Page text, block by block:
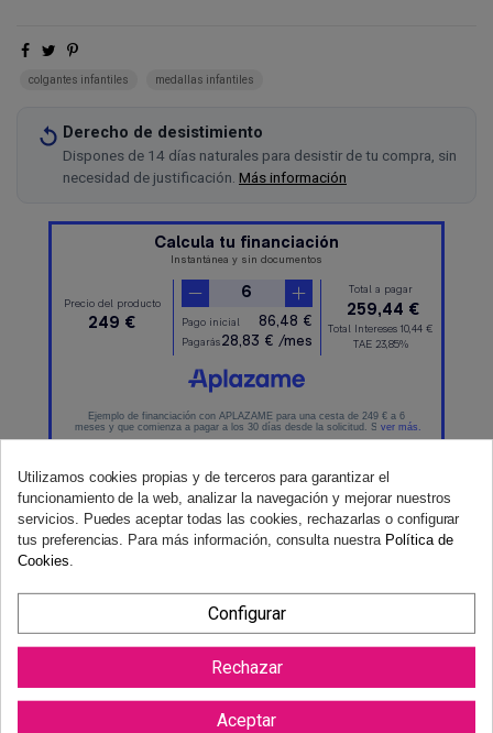
colgantes infantiles medallas infantiles
Derecho de desistimiento
Dispones de 14 días naturales para desistir de tu compra, sin
necesidad de justificación. Más información
Utilizamos cookies propias y de terceros para garantizar el
funcionamiento de la web, analizar la navegación y mejorar nuestros
servicios. Puedes aceptar todas las cookies, rechazarlas o configurar
tus preferencias. Para más información, consulta nuestra Política de
Cookies
Configurar
Rechazar
Aceptar